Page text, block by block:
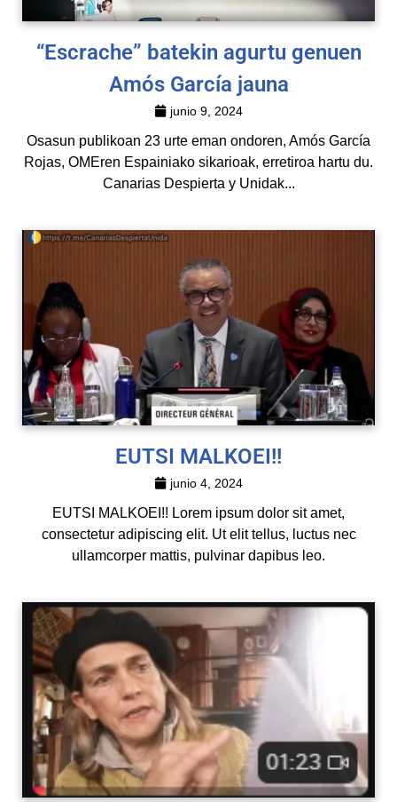
“Escrache” batekin agurtu genuen
Amós García jauna
junio 9, 2024
Osasun publikoan 23 urte eman ondoren, Amós García
Rojas, OMEren Espainiako sikarioak, erretiroa hartu du.
Canarias Despierta y Unidak...
EUTSI MALKOEI!!
junio 4, 2024
EUTSI MALKOEI!! Lorem ipsum dolor sit amet,
consectetur adipiscing elit. Ut elit tellus, luctus nec
ullamcorper mattis, pulvinar dapibus leo.